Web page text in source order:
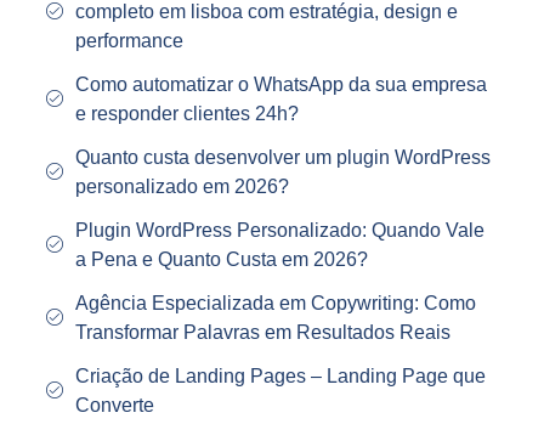
completo em lisboa com estratégia, design e
performance
Como automatizar o WhatsApp da sua empresa
e responder clientes 24h?
Quanto custa desenvolver um plugin WordPress
personalizado em 2026?
Plugin WordPress Personalizado: Quando Vale
a Pena e Quanto Custa em 2026?
Agência Especializada em Copywriting: Como
Transformar Palavras em Resultados Reais
Criação de Landing Pages – Landing Page que
Converte